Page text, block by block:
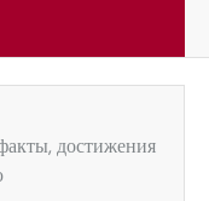
достижения